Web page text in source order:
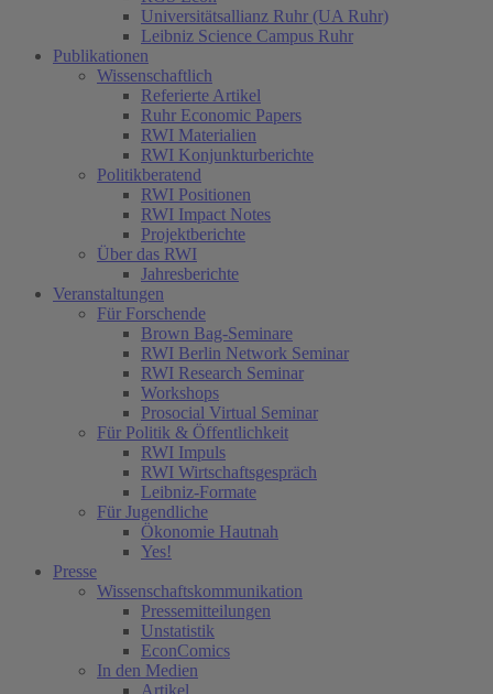
Universitätsallianz Ruhr (UA Ruhr)
Leibniz Science Campus Ruhr
Publikationen
Wissenschaftlich
Referierte Artikel
Ruhr Economic Papers
RWI Materialien
RWI Konjunkturberichte
Politikberatend
RWI Positionen
RWI Impact Notes
Projektberichte
Über das RWI
Jahresberichte
Veranstaltungen
Für Forschende
Brown Bag-Seminare
RWI Berlin Network Seminar
RWI Research Seminar
Workshops
Prosocial Virtual Seminar
Für Politik & Öffentlichkeit
RWI Impuls
RWI Wirtschaftsgespräch
Leibniz-Formate
Für Jugendliche
Ökonomie Hautnah
Yes!
Presse
Wissenschaftskommunikation
Pressemitteilungen
Unstatistik
EconComics
In den Medien
Artikel